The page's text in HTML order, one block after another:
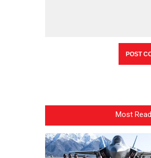
Most Read